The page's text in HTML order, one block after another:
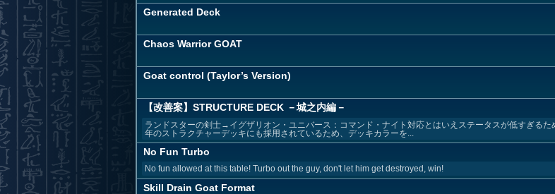
Generated Deck
Chaos Warrior GOAT
Goat control (Taylor’s Version)
【改善案】STRUCTURE DECK －城之内編－
ランドスターの剣士→イグザリオン・ユニバース：コマンド・ナイト対応とはいえステータスが低すぎる
年のストラクチャーデッキにも採用されているため、デッキカラーを...
No Fun Turbo
No fun allowed at this table! Turbo out the guy, don't let him get destroyed, win!
Skill Drain Goat Format